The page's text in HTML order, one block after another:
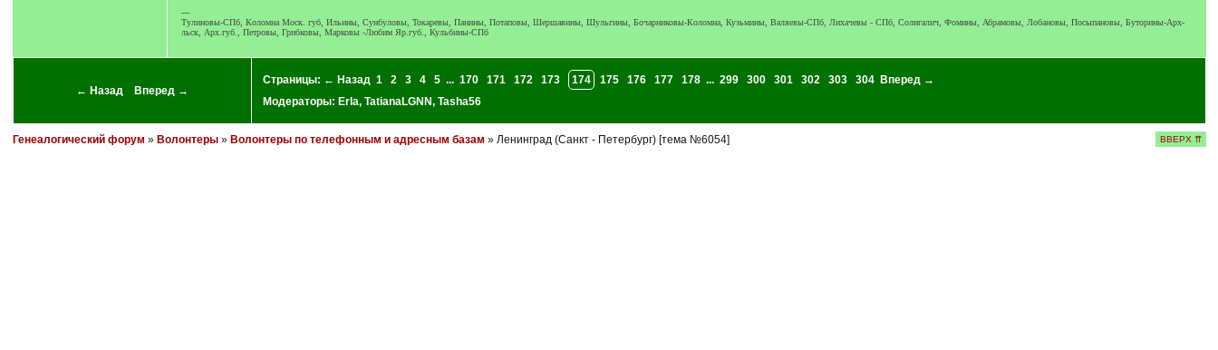
---
Тулиновы-СПб, Коломна Моск. губ, Ильины, Сунбуловы, Токаревы, Панины, Потаповы, Шершавины, Шульгины, Бочарниковы-Коломна, Кузьмины, Валяевы-СПб, Лихачевы - СПб, Солигалич, Фомины, Абрамовы, Лобановы, Посыпановы, Буторины-Арх-
льск, Арх.губ., Петровы, Грибковы, Марковы -Любим Яр.губ., Кульбины-СПб
← Назад Вперед →
Страницы: ← Назад 1 2 3 4 5 ... 170 171 172 173 174 175 176 177 178 ... 299 300 301 302 303 304
Вперед →
Модераторы: Erla, TatianaLGNN, Tasha56
Генеалогический форум » Волонтеры» Волонтеры по телефонным и адресным базам » Ленинград (Санкт - Петербург) [тема №6054] ВВЕРХ ⇈